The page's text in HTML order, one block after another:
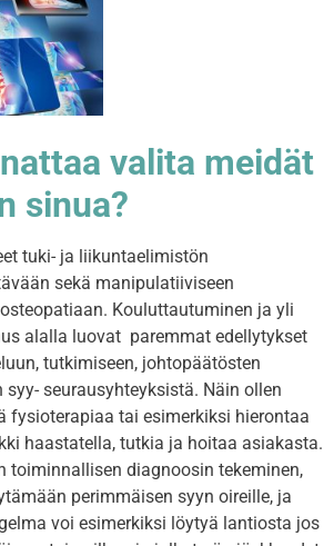
valita meidät
sinua?
tuki- ja liikuntaelimistön
sekä manipulatiiviseen
Kouluttautuminen ja yli
alalla luovat paremmat edellytykset
tutkimiseen, johtopäätösten
syy- seurausyhteyksistä. Näin ollen
fysioterapiaa tai esimerkiksi hierontaa
haastatella, tutkia ja hoitaa asiakasta.
toiminnallisen diagnoosin tekeminen,
perimmäisen syyn oireille, ja
voi esimerkiksi löytyä lantiosta jos